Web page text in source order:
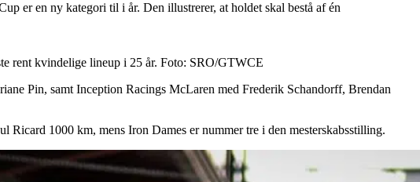
er en ny kategori til i år. Den illustrerer, at holdet skal bestå af én
rent kvindelige lineup i 25 år. Foto: SRO/GTWCE
Pin, samt Inception Racings McLaren med Frederik Schandorff, Brendan
1000 km, mens Iron Dames er nummer tre i den mesterskabsstilling.